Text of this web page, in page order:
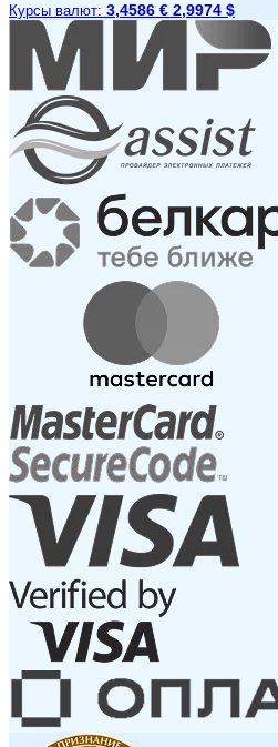
Курсы валют: 3,4586 € 2,9974 $